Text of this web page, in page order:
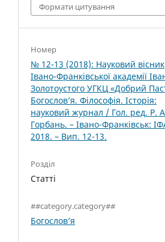
Формати цитування
Номер
№ 12-13 (2018): Науковий вісник
Івано-Франківської академії
Золотоустого УГКЦ «Добрий
Богослов’я. Філософія. Історія:
науковий журнал / Гол. ред. Р.
Горбань. – Івано-Франківськ:
2018. – Вип. 12-13.
Розділ
Статті
##category.category##
Богослов’я